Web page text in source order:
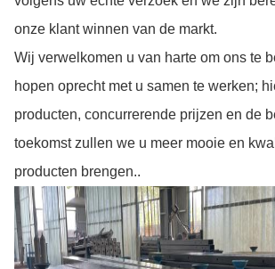
onze klant winnen van de markt.
Wij verwelkomen u van harte om ons te
hopen oprecht met u samen te werken;
producten, concurrerende prijzen en de
toekomst zullen we u meer mooie en
producten brengen..